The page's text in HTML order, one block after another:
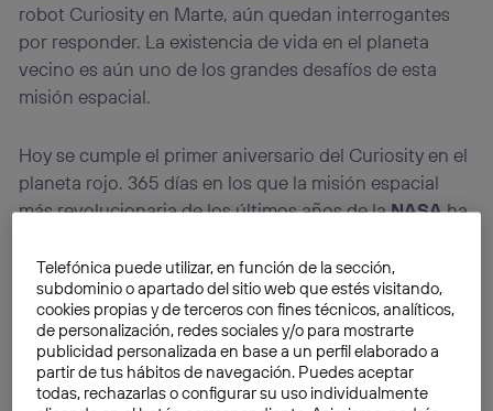
robot Curiosity en Marte, aún quedan interrogantes
por responder. La existencia de vida en el planeta
vecino es aún uno de los grandes desafíos de esta
misión espacial.
Hoy se cumple el primer aniversario del Curiosity en el
planeta rojo. 365 días en los que la misión espacial
más revolucionaria de los últimos años de laNASAha
investigación sobre Marte, en los que hemos podido
conocer un poco más sobre nuestro planeta vecino: la
composición de su atmósfera y de su superficie, la
posibilidad de que existiera agua y/o vida o la
diversidad rocosa de Marte han sido algunas de las
cuestiones en las que ha estado trabajando.
Telefónica puede utilizar, en función de la sección,
subdominio o apartado del sitio web que estés visitando,
cookies propias y de terceros con fines técnicos, analíticos,
de personalización, redes sociales y/o para mostrarte
publicidad personalizada en base a un perfil elaborado a
partir de tus hábitos de navegación. Puedes aceptar
todas, rechazarlas o configurar su uso individualmente